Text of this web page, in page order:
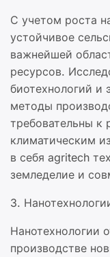
С учетом роста
устойчивое
важнейшей
ресурсов.
биотехнологий и
методы
требовательны к
климатическим
в себя agritech
земледелие и
3.
Нанотехнологии
производстве